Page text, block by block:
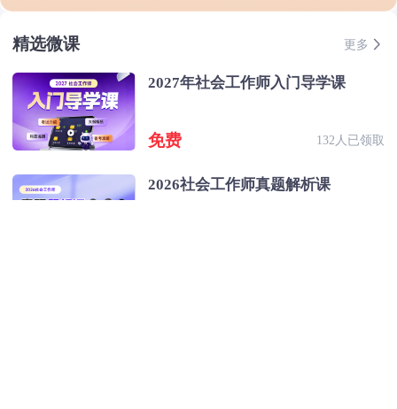
精选微课 更多
2027年社会工作师入门导学课
免费 132人已领取
2026社会工作师真题解析课